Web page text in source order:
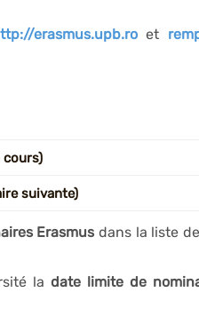
erasmus.upb.ro et
cours)
l’année universitaire complète
pas la preuve du
suivante)
durée pour l’année
laquelle la mobilité est
qui ne présentent
Erasmus dans la liste
la date limite de